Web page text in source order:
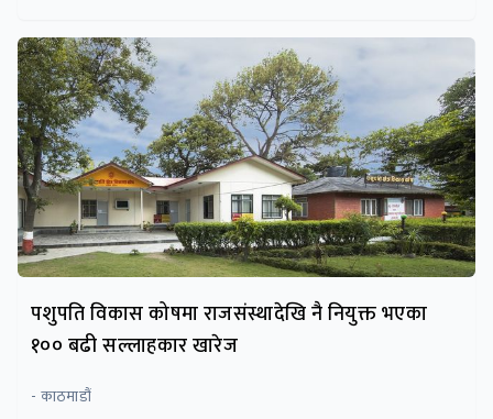
पशुपति विकास कोषमा राजसंस्थादेखि नै नियुक्त भएका
१०० बढी सल्लाहकार खारेज
- काठमाडौं